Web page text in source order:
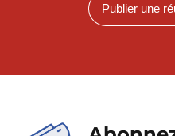
Publier une